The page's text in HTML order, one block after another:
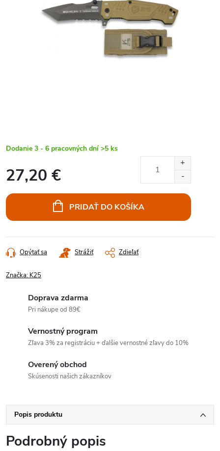
Dodanie 3 - 6 pracovných dní >5 ks
27,20 €
cena:
PRIDAŤ DO KOŠÍKA
Opýtať sa Strážiť Zdieľať
Značka: K25
Doprava zdarma
Pri nákupe od 89€
Vernostný program
Zľava 3% za registráciu + ďalšie vernostné zľavy do 10%
Overený obchod
Skúsenosti našich zákazníkov
Popis produktu
Podrobný popis